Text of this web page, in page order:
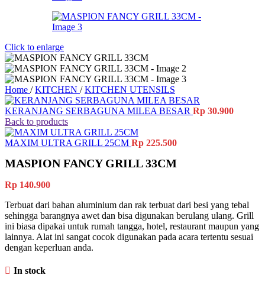
Click to enlarge
Home / KITCHEN / KITCHEN UTENSILS
KERANJANG SERBAGUNA MILEA BESAR Rp 30.900
Back to products
MAXIM ULTRA GRILL 25CM Rp 225.500
MASPION FANCY GRILL 33CM
Rp 140.900
Terbuat dari bahan aluminium dan rak terbuat dari besi yang tebal
sehingga barangnya awet dan bisa digunakan berulang ulang. Grill
ini biasa dipakai untuk rumah tangga, hotel, restaurant maupun yang
lainnya. Alat ini sangat cocok digunakan pada acara tertentu sesuai
dengan keperluan anda.
In stock